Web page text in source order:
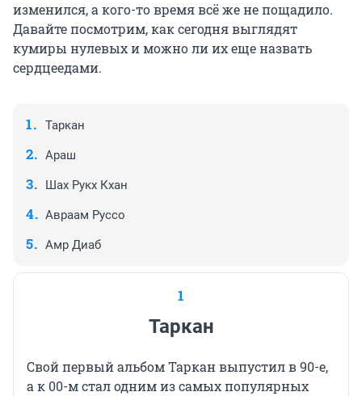
изменился, а кого-то время всё же не пощадило.
Давайте посмотрим, как сегодня выглядят
кумиры нулевых и можно ли их еще назвать
сердцеедами.
Таркан
Араш
Шах Рукх Кхан
Авраам Руссо
Амр Диаб
1
Таркан
Свой первый альбом Таркан выпустил в 90-е,
а к 00-м стал одним из самых популярных